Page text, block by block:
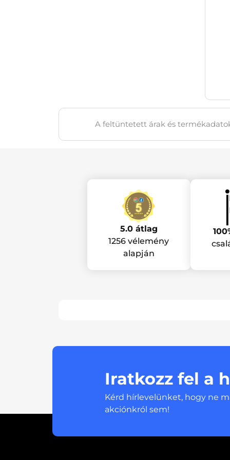
A feltüntetett árak és
5.0 átlag
1256 vélemény
alapján
Iratkozz fel a
Kérd hírlevelünket, hogy ne
akciónkról sem!